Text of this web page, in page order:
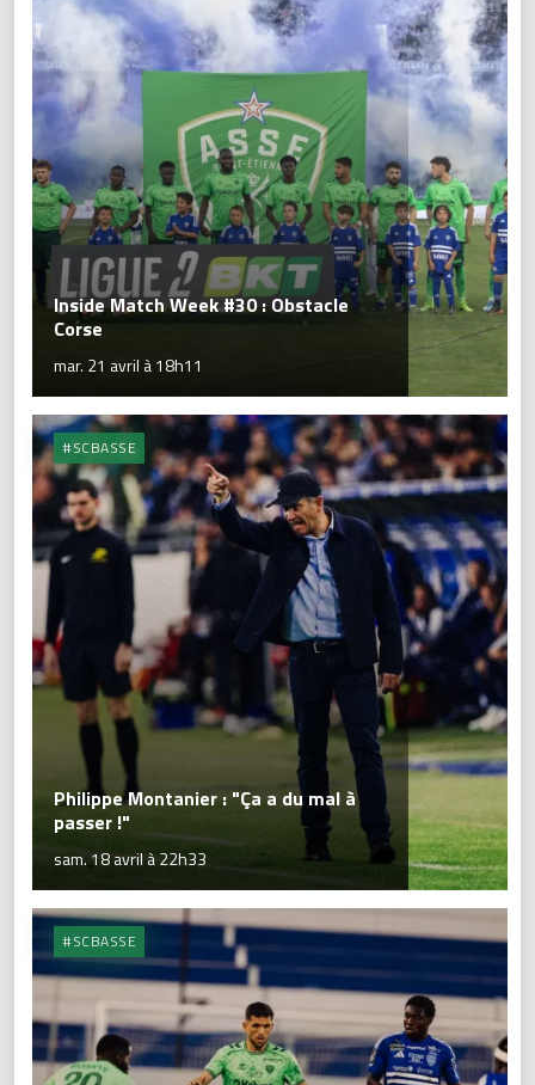
Inside Match Week #30 : Obstacle
Corse
mar. 21 avril à 18h11
#SCBASSE
Philippe Montanier : "Ça a du mal à
passer !"
sam. 18 avril à 22h33
#SCBASSE